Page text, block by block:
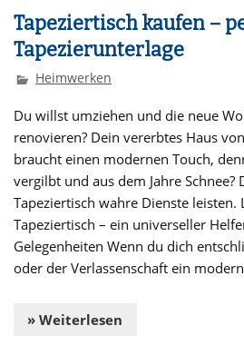
Tapeziertisch kaufen –
Tapezierunterlage
Heimwerken
Du willst umziehen und die neue
renovieren? Dein vererbtes Haus
braucht einen modernen Touch,
vergilbt und aus dem Jahre
Tapeziertisch wahre Dienste leisten.
Tapeziertisch – ein universeller
Gelegenheiten Wenn du dich
oder der Verlassenschaft ein
» Weiterlesen